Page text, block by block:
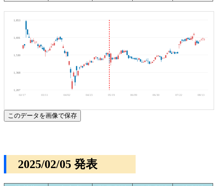
1,207
1,368
1,530
1,691
1,853
02/17 03/11 04/02 04/23 05/19 06/09 06/30 07/22 08/13
このデータを画像で保存
2025/02/05 発表